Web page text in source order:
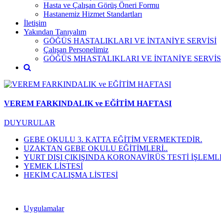
Hasta ve Çalışan Görüş Öneri Formu
Hastanemiz Hizmet Standartları
İletişim
Yakından Tanıyalım
GÖĞÜS HASTALIKLARI VE İNTANİYE SERVİSİ
Çalışan Personelimiz
GÖĞÜS MHASTALIKLARI VE İNTANİYE
VEREM FARKINDALIK ve EĞİTİM HAFTASI
DUYURULAR
GEBE OKULU 3. KATTA EĞİTİM VERMEKTEDİR.
UZAKTAN GEBE OKULU EĞİTİMLERİ..
YURT DIŞI ÇIKIŞINDA KORONAVİRÜS TESTİ
YEMEK LİSTESİ
HEKİM ÇALIŞMA LİSTESİ
Uygulamalar